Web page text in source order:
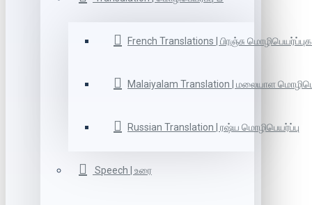
French Translations | பிரஞ்சு
Malaiyalam Translation | மலையாள
Russian Translation | ரஷ்ய மொழிபெயர்ப்பு
Speech | உரை